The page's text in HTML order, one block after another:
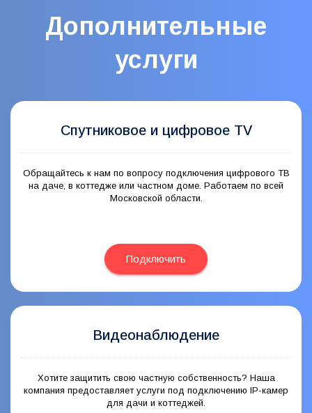
Дополнительные
услуги
Спутниковое и цифровое TV
Обращайтесь к нам по вопросу подключения цифрового ТВ
на даче, в коттедже или частном доме. Работаем по всей
Московской области.
Подключить
Видеонаблюдение
Хотите защитить свою частную собственность? Наша
компания предоставляет услуги под подключению IP-камер
для дачи и коттеджей.